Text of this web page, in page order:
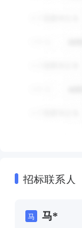
招标联系人
马 马*